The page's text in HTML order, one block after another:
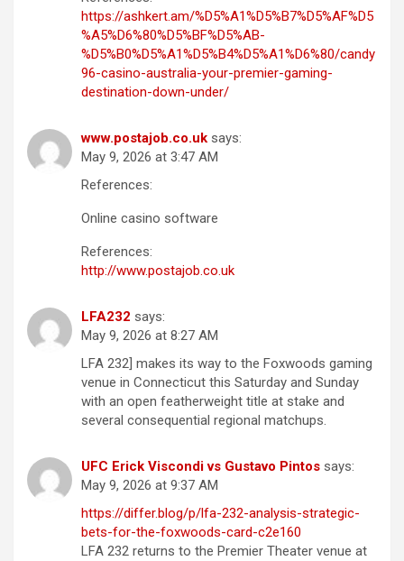
https://ashkert.am/%D5%A1%D5%B7%D5%AF%D5
%A5%D6%80%D5%BF%D5%AB-
%D5%B0%D5%A1%D5%B4%D5%A1%D6%80/candy
96-casino-australia-your-premier-gaming-
destination-down-under/
www.postajob.co.uk says:
May 9, 2026 at 3:47 AM
References:
Online casino software
References:
http://www.postajob.co.uk
LFA232 says:
May 9, 2026 at 8:27 AM
LFA 232] makes its way to the Foxwoods gaming
venue in Connecticut this Saturday and Sunday
with an open featherweight title at stake and
several consequential regional matchups.
UFC Erick Viscondi vs Gustavo Pintos says:
May 9, 2026 at 9:37 AM
https://differ.blog/p/lfa-232-analysis-strategic-
bets-for-the-foxwoods-card-c2e160
LFA 232 returns to the Premier Theater venue at